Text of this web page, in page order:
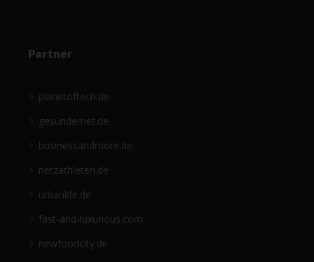
Partner
planetoftech.de
gesündernet.de
businessandmore.de
netzathleten.de
urbanlife.de
fast-and-luxurious.com
newfoodcity.de